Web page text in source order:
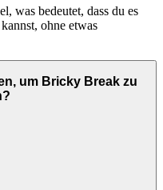
was bedeutet, dass du es
ohne etwas
um Bricky Break zu